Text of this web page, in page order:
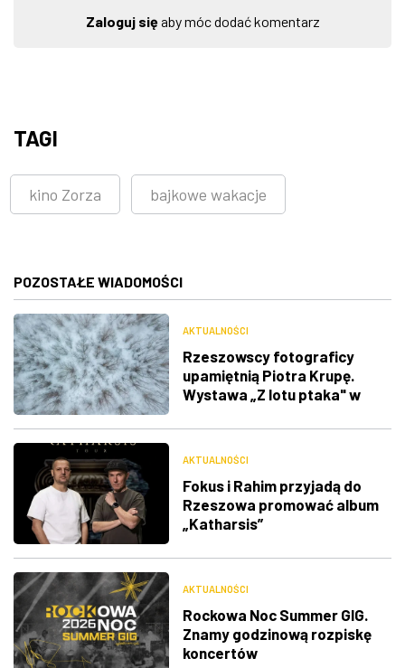
Zaloguj sięaby móc dodać komentarz
TAGI
kino Zorza bajkowe wakacje
POZOSTAŁE WIADOMOŚCI
AKTUALNOŚCI
Rzeszowscy fotograficy
upamiętnią Piotra Krupę.
Wystawa „Z lotu ptaka" w
AKTUALNOŚCI
Fokus i Rahim przyjadą do
Rzeszowa promować album
„Katharsis”
AKTUALNOŚCI
Rockowa Noc Summer GIG.
Znamy godzinową rozpiskę
koncertów